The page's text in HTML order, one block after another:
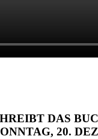
DAS
20.